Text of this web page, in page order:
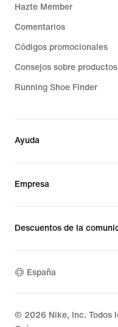
Hazte Member
Comentarios
Códigos promocionales
Consejos sobre productos
Running Shoe Finder
Ayuda
Empresa
Descuentos de la
España
© 2026 Nike, Inc. Todos